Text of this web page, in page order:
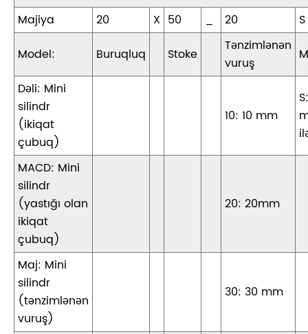
Majiya 20 X 50 _ 20
S
Model:
Buruqluq Stoke
Tənzimlənən
vuruş
Dəli: Mini
silindr
(ikiqat
çubuq)
10: 10 mm
S:
MACD: Mini
silindr
(yastığı olan
ikiqat
çubuq)
20: 20mm
Maj: Mini
silindr
(tənzimlənən
vuruş)
30: 30 mm